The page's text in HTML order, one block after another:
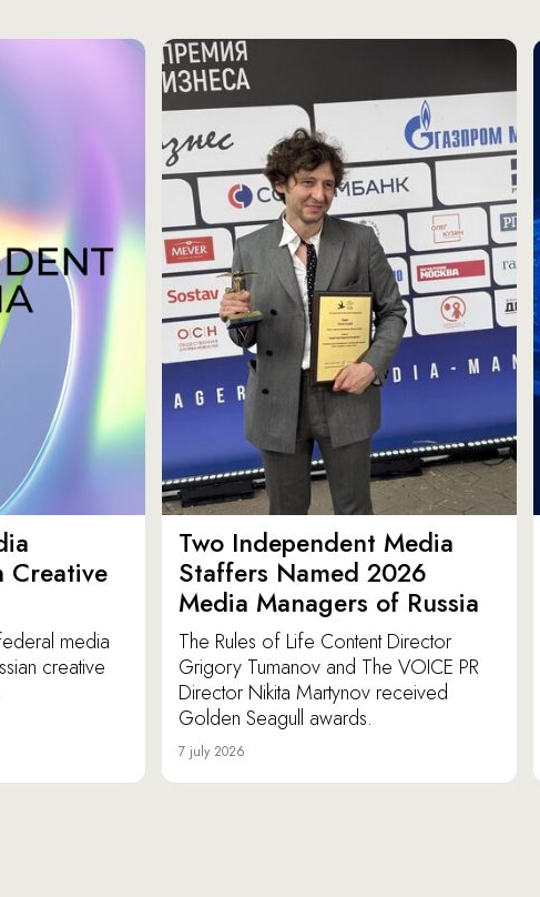
Creative
media
creative
Two Independent Media
Staffers Named 2026
Media Managers of Russia
The Rules of Life Content Director
Grigory Tumanov and The VOICE PR
Director Nikita Martynov received
Golden Seagull awards.
7 july 2026